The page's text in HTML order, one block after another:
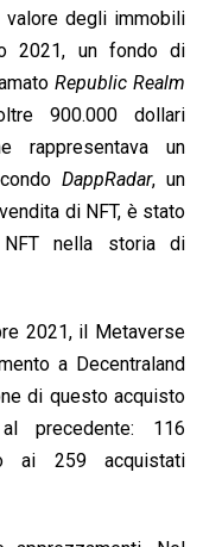
degli immobili
2021, un fondo di
Republic Realm
900.000 dollari
rappresentava un
DappRadar, un
di NFT, è stato
nella storia di
2021, il Metaverse
a Decentraland
di questo acquisto
precedente: 116
ai 259 acquistati